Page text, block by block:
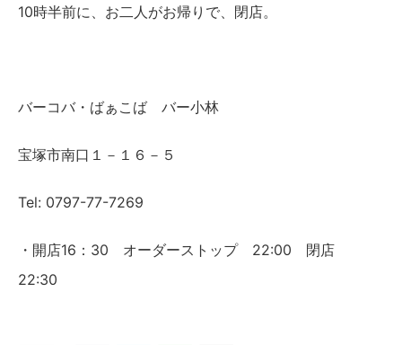
10時半前に、お二人がお帰りで、閉店。
バーコバ・ばぁこば バー小林
宝塚市南口１－１６－５
Tel: 0797-77-7269
・開店16：30 オーダーストップ 22:00 閉店
22:30